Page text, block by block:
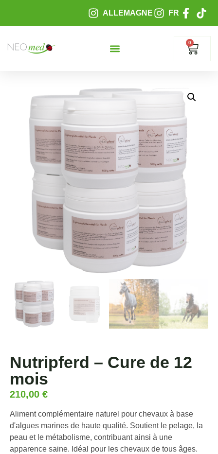
ALLEMAGNE FR
0
Nutripferd – Cure de 12
mois
210,00 €
Aliment complémentaire naturel pour chevaux à base
d'algues marines de haute qualité. Soutient le pelage, la
peau et le métabolisme, contribuant ainsi à une
apparence saine. Idéal pour les chevaux de tous âges.